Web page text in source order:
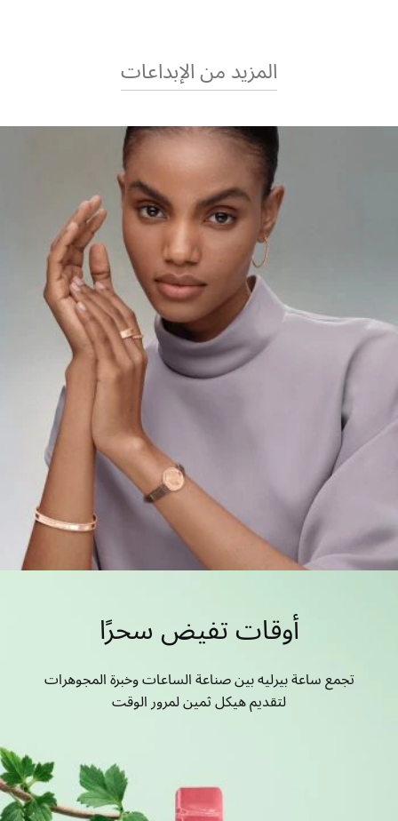
المزيد من الإبداعات
أوقات تفيض سحرًا
تجمع ساعة بيرليه بين صناعة الساعات وخبرة المجوهرات
لتقديم هيكل ثمين لمرور الوقت